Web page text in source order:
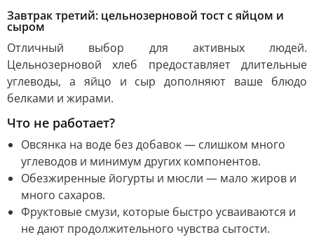
Завтрак третий: цельнозерновой тост с яйцом и
сыром
Отличный выбор для активных людей.
Цельнозерновой хлеб предоставляет длительные
углеводы, а яйцо и сыр дополняют ваше блюдо
белками и жирами.
Что не работает?
Овсянка на воде без добавок — слишком много
углеводов и минимум других компонентов.
Обезжиренные йогурты и мюсли — мало жиров и
много сахаров.
Фруктовые смузи, которые быстро усваиваются и
не дают продолжительного чувства сытости.